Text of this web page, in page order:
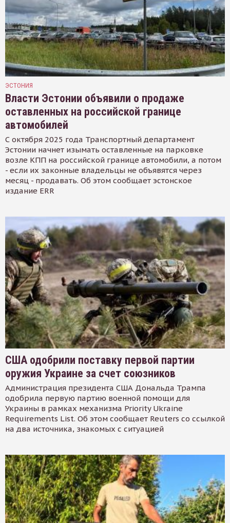
ЭСТОНИЯ
Власти Эстонии объявили о продаже
оставленных на российской границе
автомобилей
С октября 2025 года Транспортный департамент
Эстонии начнет изымать оставленные на парковке
возле КПП на российской границе автомобили, а потом
- если их законные владельцы не объявятся через
месяц - продавать. Об этом сообщает эстонское
издание ERR
США одобрили поставку первой партии
оружия Украине за счет союзников
Администрация президента США Дональда Трампа
одобрила первую партию военной помощи для
Украины в рамках механизма Priority Ukraine
Requirements List. Об этом сообщает Reuters со ссылкой
на два источника, знакомых с ситуацией